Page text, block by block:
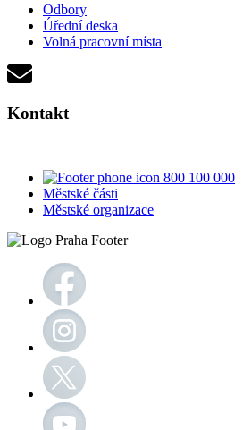
Odbory
Úřední deska
Volná pracovní místa
Kontakt
800 100 000
Městské části
Městské organizace